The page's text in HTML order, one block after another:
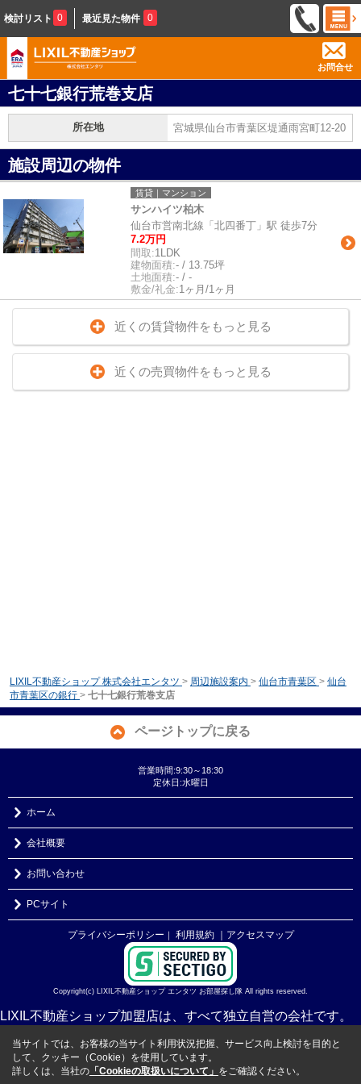
検討リスト 0 最近見た物件 0
お問合せ
七十七銀行荒巻支店
所在地 宮城県仙台市青葉区堤通雨宮町12-20
施設周辺の物件
賃貸｜マンション
サンハイツ柏木
仙台市営南北線「北四番丁」駅 徒歩7分
7.2万円
間取:1LDK
建物面積:- / 13.75坪
土地面積:- / -
敷金/礼金:1ヶ月/1ヶ月
近くの賃貸物件をもっと見る
近くの売買物件をもっと見る
LIXIL不動産ショップ 株式会社エンタツ > 周辺施設案内 > 仙台市青葉区 > 仙台
市青葉区の銀行 > 七十七銀行荒巻支店
ページトップに戻る
営業時間:9:30～18:30
定休日:水曜日
ホーム
会社概要
お問い合わせ
PCサイト
プライバシーポリシー ｜ 利用規約 ｜アクセスマップ
Copyright(c) LIXIL不動産ショップ エンタツ お部屋探し隊 All rights reserved.
LIXIL不動産ショップ加盟店は、すべて独立自営の会社です。
当サイトでは、お客様の当サイト利用状況把握、サービス向上検討を目的と
して、クッキー（Cookie）を使用しています。
詳しくは、当社の 「Cookieの取扱いについて」 をご確認ください。